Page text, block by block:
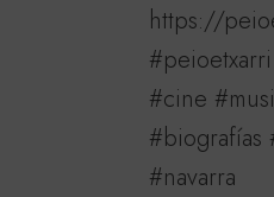
https://
#cine
#biografías
#navarra